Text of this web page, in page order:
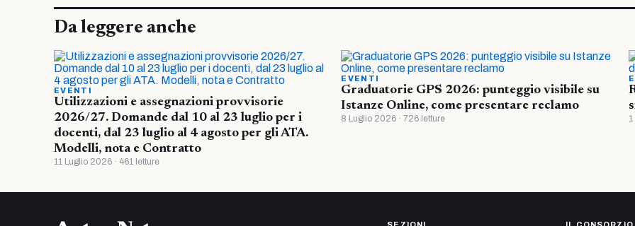
Da leggere anche
EVENTI
Utilizzazioni e assegnazioni provvisorie
2026/27. Domande dal 10 al 23 luglio per i
docenti, dal 23 luglio al 4 agosto per gli ATA.
Modelli, nota e Contratto
11 Luglio 2026 · 461 letture
EVENTI
Graduatorie GPS 2026: punteggio visibile su
Istanze Online, come presentare reclamo
8 Luglio 2026 · 726 letture 1